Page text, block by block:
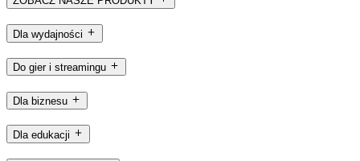
Dla wydajności
Do gier i streamingu
Dla biznesu
Dla edukacji